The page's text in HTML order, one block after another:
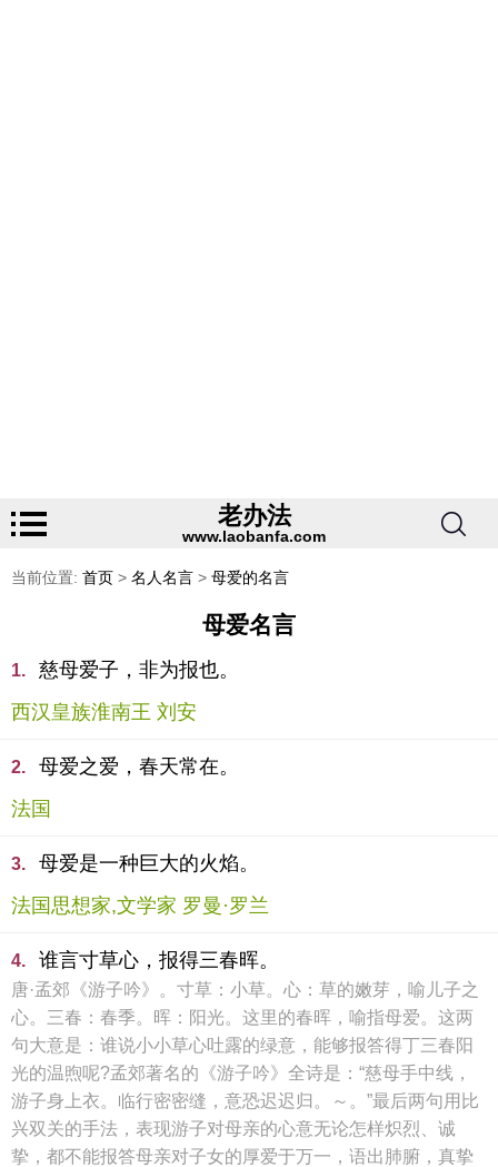
老办法
www.laobanfa.com
当前位置: 首页 > 名人名言 > 母爱的名言
母爱名言
1.
慈母爱子，非为报也。
西汉皇族淮南王 刘安
2.
母爱之爱，春天常在。
法国
3.
母爱是一种巨大的火焰。
法国思想家,文学家 罗曼·罗兰
4. 谁言寸草心，报得三春晖。
唐·孟郊《游子吟》。寸草：小草。心：草的嫩芽，喻儿子之
心。三春：春季。晖：阳光。这里的春晖，喻指母爱。这两
句大意是：谁说小小草心吐露的绿意，能够报答得丁三春阳
光的温煦呢?孟郊著名的《游子吟》全诗是：“慈母手中线，
游子身上衣。临行密密缝，意恐迟迟归。～。”最后两句用比
兴双关的手法，表现游子对母亲的心意无论怎样炽烈、诚
挚，都不能报答母亲对子女的厚爱于万一，语出肺腑，真挚